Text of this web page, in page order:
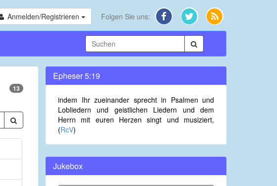
Anmelden/Registrieren Folgen Sie uns:
13
Epheser 5:19
indem Ihr zueinander sprecht in Psalmen und
Lobliedern und geistlichen Liedern und dem
Herrn mit euren Herzen singt und musiziert,
(RcV)
Jukebox